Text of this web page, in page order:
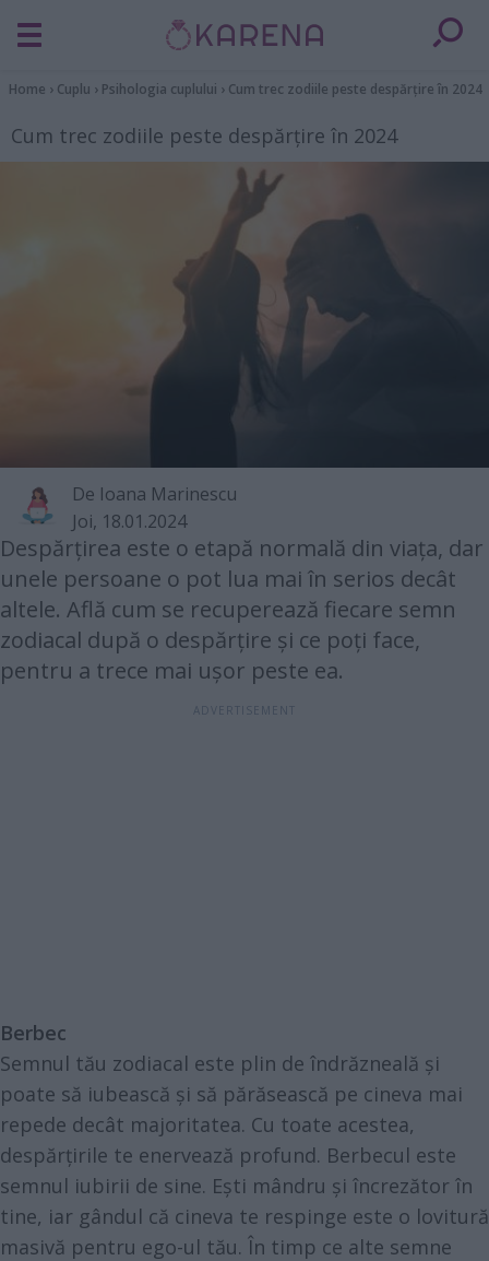
Home › Cuplu › Psihologia cuplului › Cum trec zodiile peste despărțire în 2024
Cum trec zodiile peste despărțire în 2024
De Ioana Marinescu
Joi, 18.01.2024
Despărțirea este o etapă normală din viața, dar
unele persoane o pot lua mai în serios decât
altele. Află cum se recuperează fiecare semn
zodiacal după o despărțire și ce poți face,
pentru a trece mai ușor peste ea.
Berbec
Semnul tău zodiacal este plin de îndrăzneală și
poate să iubească și să părăsească pe cineva mai
repede decât majoritatea. Cu toate acestea,
despărțirile te enervează profund. Berbecul este
semnul iubirii de sine. Ești mândru și încrezător în
tine, iar gândul că cineva te respinge este o lovitură
masivă pentru ego-ul tău. În timp ce alte semne